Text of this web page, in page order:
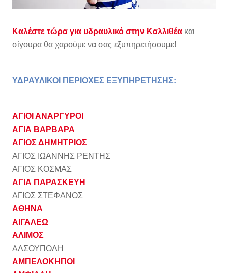
Καλέστε τώρα για υδραυλικό στην Καλλιθέα και
σίγουρα θα χαρούμε να σας εξυπηρετήσουμε!
ΥΔΡΑΥΛΙΚΟΙ ΠΕΡΙΟΧΕΣ ΕΞΥΠΗΡΕΤΗΣΗΣ:
ΑΓΙΟΙ ΑΝΑΡΓΥΡΟΙ
ΑΓΙΑ ΒΑΡΒΑΡΑ
ΑΓΙΟΣ ΔΗΜΗΤΡΙΟΣ
ΑΓΙΟΣ ΙΩΑΝΝΗΣ ΡΕΝΤΗΣ
ΑΓΙΟΣ ΚΟΣΜΑΣ
ΑΓΙΑ ΠΑΡΑΣΚΕΥΗ
ΑΓΙΟΣ ΣΤΕΦΑΝΟΣ
ΑΘΗΝΑ
ΑΙΓΑΛΕΩ
ΑΛΙΜΟΣ
ΑΛΣΟΥΠΟΛΗ
ΑΜΠΕΛΟΚΗΠΟΙ